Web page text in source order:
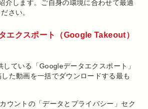
介します。ご自身の環境に合わせて最適
さい。
エクスポート（Google Takeout）
ている「Googleデータエクスポート」
た動画を一括でダウンロードする最も
ウントの「データとプライバシー」セク